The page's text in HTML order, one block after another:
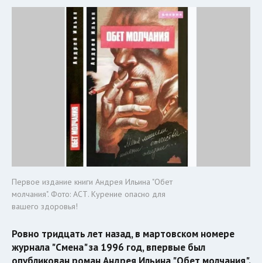
Первое издание книги Андрея Ильина "Обет
молчания". Фото: АСТ. Курение опасно для
вашего здоровья!
Ровно тридцать лет назад, в мартовском номере
журнала "Смена" за 1996 год, впервые был
опубликован роман Андрея Ильина "Обет молчания".